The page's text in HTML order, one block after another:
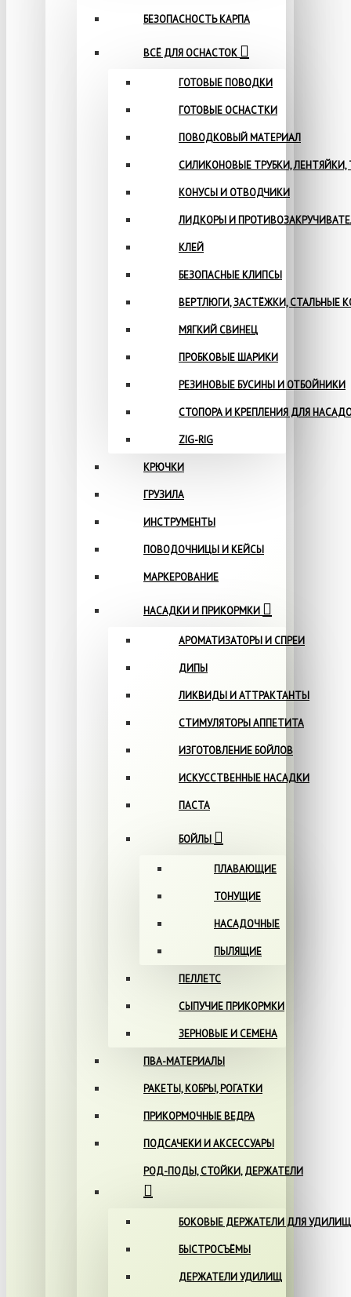
БЕЗОПАСНОСТЬ КАРПА
ВСЁ ДЛЯ ОСНАСТОК
ГОТОВЫЕ ПОВОДКИ
ГОТОВЫЕ ОСНАСТКИ
ПОВОДКОВЫЙ МАТЕРИАЛ
СИЛИКОНОВЫЕ ТРУБКИ,
КОНУСЫ И ОТВОДЧИКИ
ЛИДКОРЫ И
КЛЕЙ
БЕЗОПАСНЫЕ КЛИПСЫ
ВЕРТЛЮГИ, ЗАСТЁЖКИ, СТАЛЬНЫЕ
МЯГКИЙ СВИНЕЦ
ПРОБКОВЫЕ ШАРИКИ
РЕЗИНОВЫЕ БУСИНЫ И ОТБОЙНИКИ
СТОПОРА И КРЕПЛЕНИЯ ДЛЯ
ZIG-RIG
КРЮЧКИ
ГРУЗИЛА
ИНСТРУМЕНТЫ
ПОВОДОЧНИЦЫ И КЕЙСЫ
МАРКЕРОВАНИЕ
НАСАДКИ И ПРИКОРМКИ
АРОМАТИЗАТОРЫ И СПРЕИ
ДИПЫ
ЛИКВИДЫ И АТТРАКТАНТЫ
СТИМУЛЯТОРЫ АППЕТИТА
ИЗГОТОВЛЕНИЕ БОЙЛОВ
ИСКУССТВЕННЫЕ НАСАДКИ
ПАСТА
БОЙЛЫ
ПЛАВАЮЩИЕ
ТОНУЩИЕ
НАСАДОЧНЫЕ
ПЫЛЯЩИЕ
ПЕЛЛЕТС
СЫПУЧИЕ ПРИКОРМКИ
ЗЕРНОВЫЕ И СЕМЕНА
ПВА-МАТЕРИАЛЫ
РАКЕТЫ, КОБРЫ, РОГАТКИ
ПРИКОРМОЧНЫЕ ВЕДРА
ПОДСАЧЕКИ И АКСЕССУАРЫ
РОД-ПОДЫ, СТОЙКИ, ДЕРЖАТЕЛИ
БОКОВЫЕ ДЕРЖАТЕЛИ ДЛЯ УДИЛИЩ
БЫСТРОСЪЁМЫ
ДЕРЖАТЕЛИ УДИЛИЩ